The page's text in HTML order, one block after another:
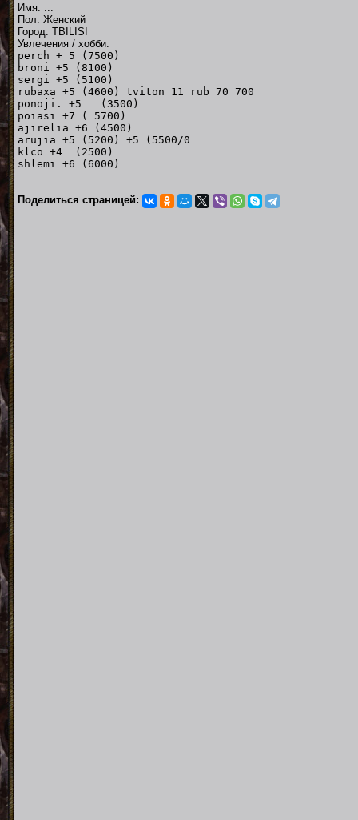
Имя: ...
Пол: Женский
Город: TBILISI
Увлечения / хобби:
perch + 5 (7500)
broni +5 (8100)
sergi +5 (5100)
rubaxa +5 (4600) tviton 11 rub 70 700
ponoji. +5 (3500)
poiasi +7 ( 5700)
ajirelia +6 (4500)
arujia +5 (5200) +5 (5500/0
klco +4 (2500)
shlemi +6 (6000)
Поделиться страницей: